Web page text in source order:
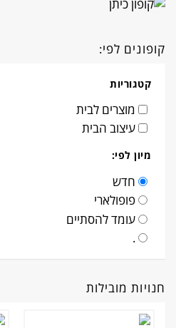
קופונים לפי:
קטגוריות
מוצרים לבית
עיצוב הבית
מיון לפי:
חדש
פופולארי
עומד להסתיים
.
חנויות מובילות